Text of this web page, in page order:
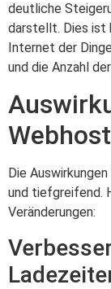
deutliche
darstellt. Dies ist
Internet der
und die Anzahl
Die
und tiefgreifend.
Veränderungen: